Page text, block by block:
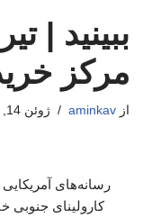
ببینید |
مرکز
از aminkav ژوئن 14, 2026
رسانه‌های آمریکایی